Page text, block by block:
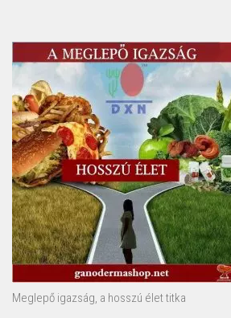
Meglepő igazság, a hosszú élet titka